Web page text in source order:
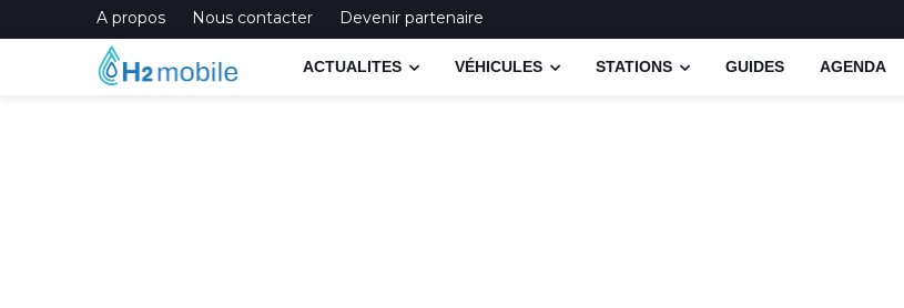
A propos Nous contacter Devenir partenaire
ACTUALITES VÉHICULES STATIONS GUIDES AGENDA